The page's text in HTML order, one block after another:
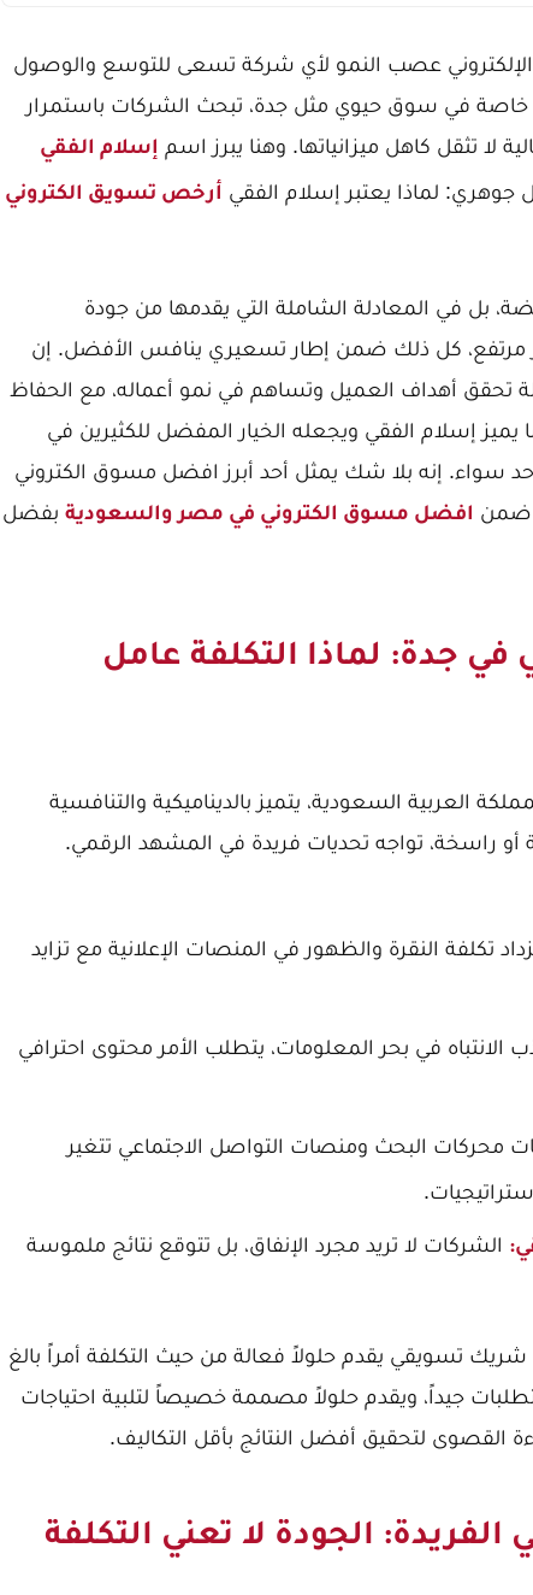
الإلكتروني عصب النمو لأي شركة تسعى للتوسع والوصول
خاصة في سوق حيوي مثل جدة، تبحث الشركات باستمرار
تثقل كاهل ميزانياتها. وهنا يبرز اسم إسلام الفقي
جوهري: لماذا يعتبر إسلام الفقي أرخص تسويق الكتروني
بل في المعادلة الشاملة التي يقدمها من جودة
مرتفع، كل ذلك ضمن إطار تسعيري ينافس الأفضل. إن
تحقق أهداف العميل وتساهم في نمو أعماله، مع الحفاظ
إسلام الفقي ويجعله الخيار المفضل للكثيرين في
سواء. إنه بلا شك يمثل أحد أبرز افضل مسوق الكتروني
ضمن افضل مسوق الكتروني في مصر والسعودية بفضل
في جدة: لماذا التكلفة عامل
العربية السعودية، يتميز بالديناميكية والتنافسية
أو راسخة، تواجه تحديات فريدة في المشهد الرقمي.
تكلفة النقرة والظهور في المنصات الإعلانية مع تزايد
الانتباه في بحر المعلومات، يتطلب الأمر محتوى احترافي
محركات البحث ومنصات التواصل الاجتماعي تتغير
الشركات لا تريد مجرد الإنفاق، بل تتوقع نتائج ملموسة
تسويقي يقدم حلولاً فعالة من حيث التكلفة أمراً بالغ
جيداً، ويقدم حلولاً مصممة خصيصاً لتلبية احتياجات
القصوى لتحقيق أفضل النتائج بأقل التكاليف.
الفريدة: الجودة لا تعني التكلفة